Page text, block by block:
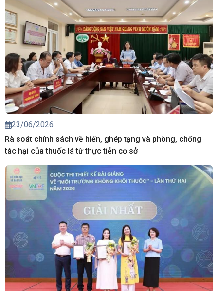
23/06/2026
Rà soát chính sách về hiến, ghép tạng và phòng, chống
tác hại của thuốc lá từ thực tiễn cơ sở